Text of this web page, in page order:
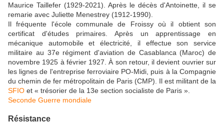
Maurice Taillefer (1929-2021). Après le décès d'Antoinette, il se
remarie avec Juliette Menestrey (1912-1990).
Il fréquente l'école communale de Froissy où il obtient son
certificat d'études primaires. Après un apprentissage en
mécanique automobile et électricité, il effectue son service
militaire au 37e régiment d'aviation de Casablanca (Maroc) de
novembre 1925 à février 1927. À son retour, il devient ouvrier sur
les lignes de l'entreprise ferroviaire PO-Midi, puis à la Compagnie
du chemin de fer métropolitain de Paris (CMP). Il est militant de la
SFIO et « trésorier de la 13e section socialiste de Paris ».
Seconde Guerre mondiale
Résistance